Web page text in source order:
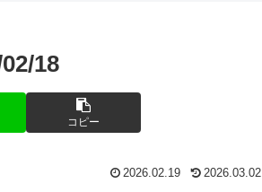
18
コピー
2026.02.19 2026.03.02